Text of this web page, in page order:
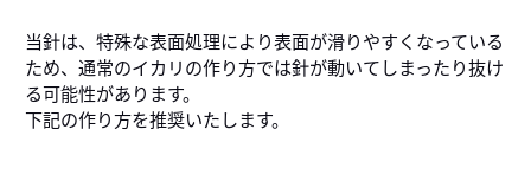
当針は、特殊な表面処理により表面が滑りやすくなっている
ため、通常のイカリの作り方では針が動いてしまったり抜け
る可能性があります。
下記の作り方を推奨いたします。